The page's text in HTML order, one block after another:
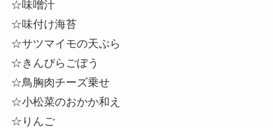
☆味噌汁
☆味付け海苔
☆サツマイモの天ぷら
☆きんぴらごぼう
☆鳥胸肉チーズ乗せ
☆小松菜のおかか和え
☆りんご